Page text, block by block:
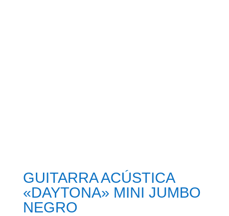
GUITARRA ACÚSTICA
«DAYTONA» MINI JUMBO
NEGRO